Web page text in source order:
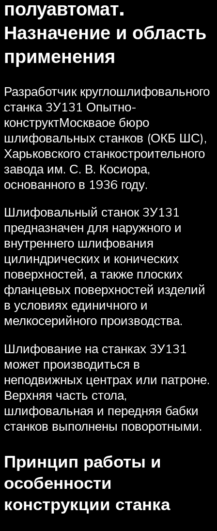
полуавтомат.
Назначение и область
применения
Разработчик круглошлифовального
станка 3У131 Опытно-
конструктМоскваое бюро
шлифовальных станков (ОКБ ШС),
Харьковского станкостроительного
завода им. С. В. Косиора,
основанного в 1936 году.
Шлифовальный станок 3У131
предназначен для наружного и
внутреннего шлифования
цилиндрических и конических
поверхностей, а также плоских
фланцевых поверхностей изделий
в условиях единичного и
мелкосерийного производства.
Шлифование на станках 3У131
может производиться в
неподвижных центрах или патроне.
Верхняя часть стола,
шлифовальная и передняя бабки
станков выполнены поворотными.
Принцип работы и
особенности
конструкции станка